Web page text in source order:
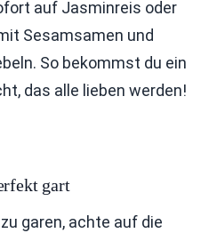
auf Jasminreis oder
Sesamsamen und
So bekommst du ein
das alle lieben werden!
gart
garen, achte auf die